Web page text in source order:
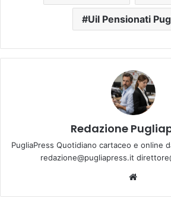
Uil Pensionati
Redazione
PugliaPress Quotidiano cartaceo e online
redazione@pugliapress.it